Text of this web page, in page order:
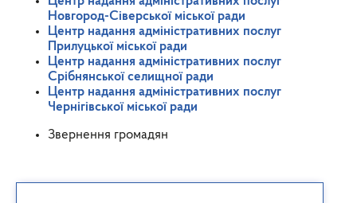
Новгород-Сіверської міської ради
Центр надання адміністративних послуг
Прилуцької міської ради
Центр надання адміністративних послуг
Срібнянської селищної ради
Центр надання адміністративних послуг
Чернігівської міської ради
Звернення громадян